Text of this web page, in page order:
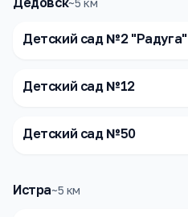
~5 км
Детский сад №2 "Радуга"
Детский сад №12
Детский сад №50
Истра~5 км